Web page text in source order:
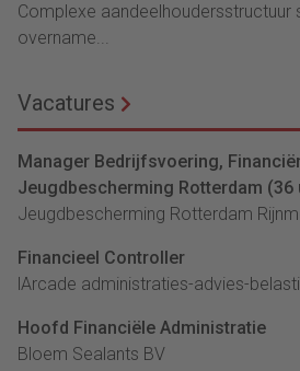
Complexe aandeelhoudersstructuur
overname...
Vacatures
Manager Bedrijfsvoering,
Jeugdbescherming Rotterdam (36
Jeugdbescherming Rotterdam
Financieel Controller
lArcade administraties-advies-
Hoofd Financiële Administratie
Bloem Sealants BV